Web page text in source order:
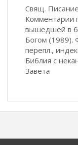
Свящ.
Комментарии
вышедшей в
Богом (1989).
перепл.,
Библия с
Завета